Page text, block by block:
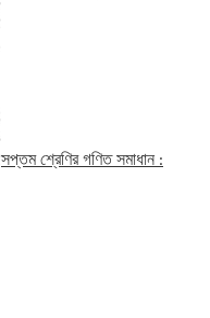
সপ্তম শ্রেণির গণিত সমাধান :